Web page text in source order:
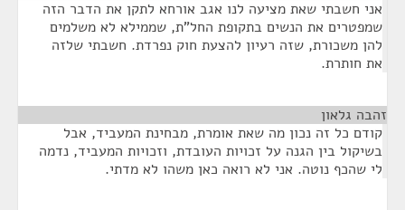
אני חשבתי שאת מציעה לנו אגב אורחא לתקן את הדבר הזה
שמפטרים את הנשים בתקופת החל"ת, שממילא לא משלמים
להן משכורת, שזה רעיון להצעת חוק נפרדת. חשבתי שלזה
את חותרת.
זהבה גלאון
קודם כל זה נכון מה שאת אומרת, מבחינת המעביד, אבל
בשיקול בין הגנה על זכויות העובדת, וזכויות המעביד, נדמה
לי שהכף נוטה. אני לא רואה כאן משהו לא מדתי.